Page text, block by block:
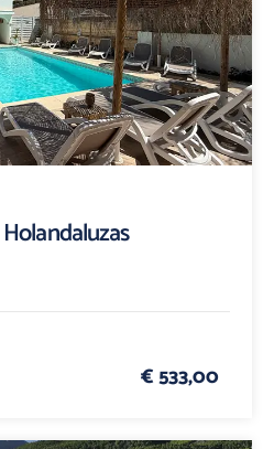
€ 533,00